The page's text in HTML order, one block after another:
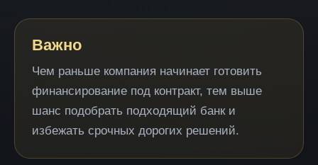
Важно
Чем раньше компания начинает готовить
финансирование под контракт, тем выше
шанс подобрать подходящий банк и
избежать срочных дорогих решений.